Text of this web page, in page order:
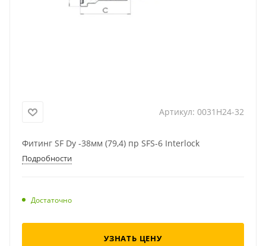
Артикул: 0031H24-32
Фитинг SF Dу -38мм (79,4) пр SFS-6 Interlock
Подробности
Достаточно
УЗНАТЬ ЦЕНУ